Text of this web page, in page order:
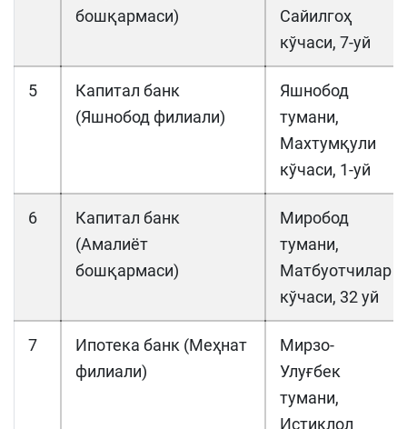
бошқармаси)
Сайилгоҳ
кўчаси, 7-уй
5
Капитал банк
(Яшнобод филиали)
Яшнобод
тумани,
Махтумқули
кўчаси, 1-уй
6
Капитал банк
(Амалиёт
бошқармаси)
Миробод
тумани,
Матбуотчилар
кўчаси, 32 уй
7
Ипотека банк (Меҳнат
филиали)
Мирзо-
Улуғбек
тумани,
Истиклол